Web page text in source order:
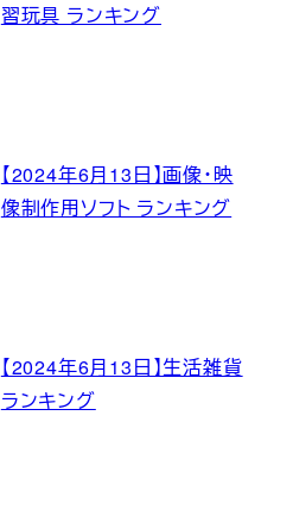
習玩具 ランキング
【2024年6月13日】画像・映
像制作用ソフト ランキング
【2024年6月13日】生活雑貨
ランキング